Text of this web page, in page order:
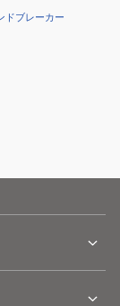
ドブレーカー